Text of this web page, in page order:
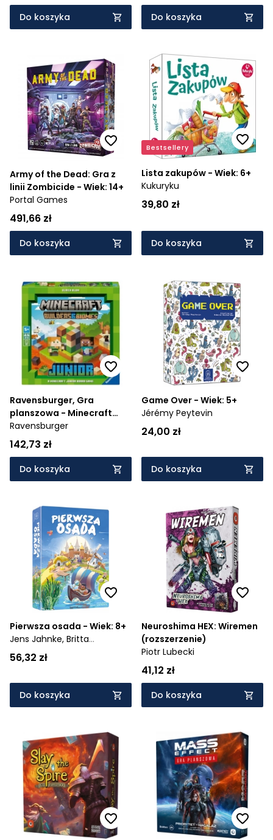
Do koszyka Do koszyka
Army of the Dead: Gra z
linii Zombicide - Wiek: 14+
Portal Games
491,66 zł
Do koszyka
Bestsellery
Lista zakupów - Wiek: 6+
Kukuryku
39,80 zł
Do koszyka
Ravensburger, Gra
planszowa - Minecraft
Builders& Biomes Junior -
Wiek: 5+
Ravensburger
142,73 zł
Do koszyka
Game Over - Wiek: 5+
Jérémy Peytevin
24,00 zł
Do koszyka
Pierwsza osada - Wiek: 8+
Jens Jahnke, Britta
Stöckmann
56,32 zł
Do koszyka
Neuroshima HEX: Wiremen
(rozszerzenie)
Piotr Lubecki
41,12 zł
Do koszyka